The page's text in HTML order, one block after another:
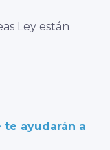
Ley están
ayudarán a